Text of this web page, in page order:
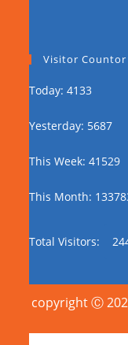
Visitor Countor
Today: 4133
Yesterday: 5687
This Week: 41529
This Month:
Total Visitors:
copyright Ⓒ